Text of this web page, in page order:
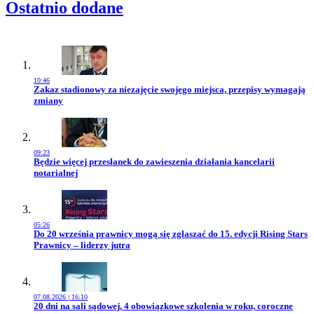
Ostatnio dodane
10:46
Przejdź do artykułu:
Zakaz stadionowy za niezajęcie swojego miejsca, przepisy wymagają
zmiany
09:23
Przejdź do artykułu:
Będzie więcej przesłanek do zawieszenia działania kancelarii
notarialnej
05:26
Przejdź do artykułu:
Do 20 września prawnicy mogą się zgłaszać do 15. edycji Rising Stars
Prawnicy – liderzy jutra
07.08.2026 | 16:10
Przejdź do artykułu:
20 dni na sali sądowej, 4 obowiązkowe szkolenia w roku, coroczne